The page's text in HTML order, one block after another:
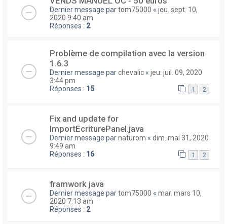
Dernier message partom75000 « jeu. sept. 10,
2020 9:40 am
Réponses : 2
Problème de compilation avec la version
1.6.3
Dernier message parchevalic « jeu. juil. 09, 2020
3:44 pm
Réponses : 15 1 2
Fix and update for
ImportEcriturePanel.java
Dernier message parnaturom « dim. mai 31, 2020
9:49 am
Réponses : 16 1 2
framwork java
Dernier message partom75000 « mar. mars 10,
2020 7:13 am
Réponses : 2